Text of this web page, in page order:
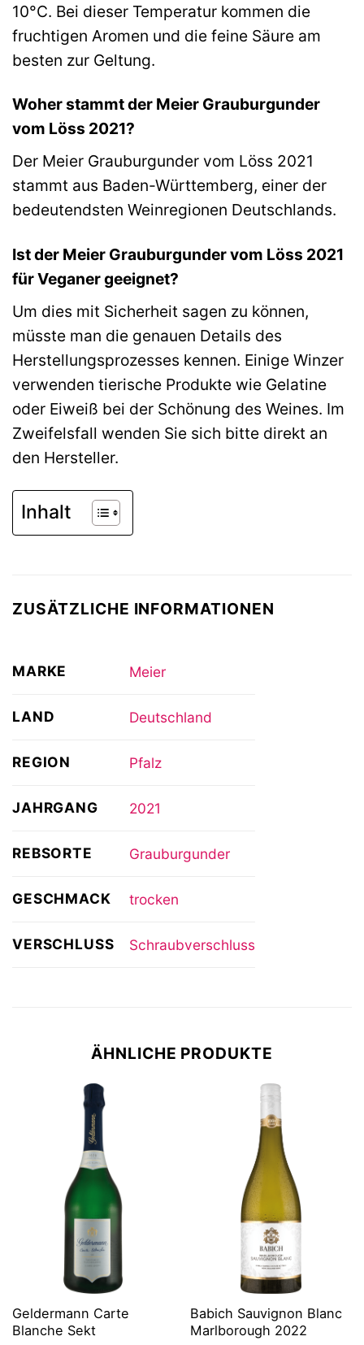
10°C. Bei dieser Temperatur kommen die
fruchtigen Aromen und die feine Säure am
besten zur Geltung.
Woher stammt der Meier Grauburgunder
vom Löss 2021?
Der Meier Grauburgunder vom Löss 2021
stammt aus Baden-Württemberg, einer der
bedeutendsten Weinregionen Deutschlands.
Ist der Meier Grauburgunder vom Löss 2021
für Veganer geeignet?
Um dies mit Sicherheit sagen zu können,
müsste man die genauen Details des
Herstellungsprozesses kennen. Einige Winzer
verwenden tierische Produkte wie Gelatine
oder Eiweiß bei der Schönung des Weines. Im
Zweifelsfall wenden Sie sich bitte direkt an
den Hersteller.
Inhalt
ZUSÄTZLICHE INFORMATIONEN
MARKE Meier
LAND Deutschland
REGION Pfalz
JAHRGANG 2021
REBSORTE Grauburgunder
GESCHMACK trocken
VERSCHLUSS Schraubverschluss
ÄHNLICHE PRODUKTE
Geldermann Carte
Blanche Sekt
Babich Sauvignon Blanc
Marlborough 2022